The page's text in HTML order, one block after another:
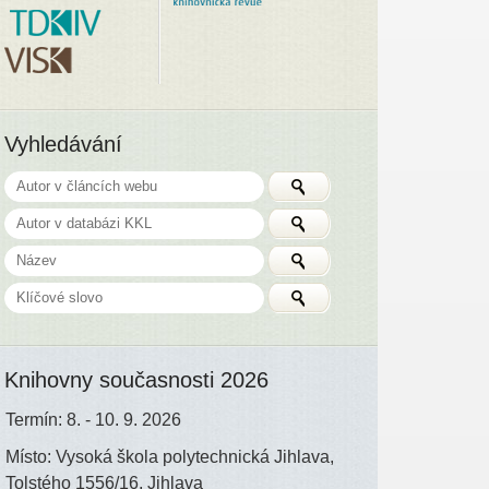
Vyhledávání
Knihovny současnosti 2026
Termín: 8. - 10. 9. 2026
Místo: Vysoká škola polytechnická Jihlava,
Tolstého 1556/16, Jihlava